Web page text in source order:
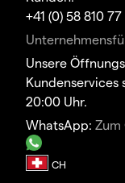
+41 (0) 58 810
Unsere
20:00 Uhr.
WhatsApp: Zum